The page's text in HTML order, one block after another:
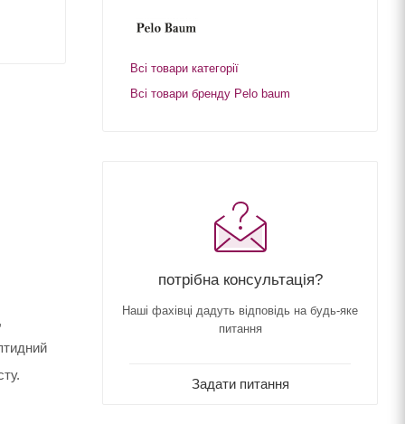
Всі товари категорії
Всі товари бренду Pelo baum
потрібна консультація?
Наші фахівці дадуть відповідь на будь-яке
питання
Задати питання